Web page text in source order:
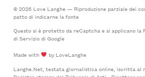
© 2026 Love Langhe — Riproduzione parziale dei
patto di indicarne la fonte
Questo si è protetto da reCaptcha e si applicano la
di Serviziodi Google
Made with
by LoveLanghe
Langhe.Net, testata giornalistica online, iscritta al